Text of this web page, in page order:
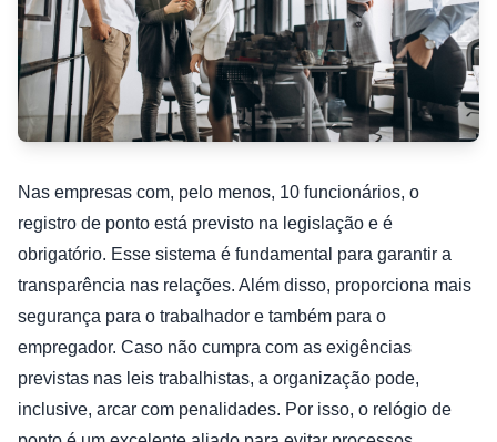
Nas empresas com, pelo menos, 10 funcionários, o
registro de ponto está previsto na legislação e é
obrigatório. Esse sistema é fundamental para garantir a
transparência nas relações. Além disso, proporciona mais
segurança para o trabalhador e também para o
empregador. Caso não cumpra com as exigências
previstas nas leis trabalhistas, a organização pode,
inclusive, arcar com penalidades. Por isso, o relógio de